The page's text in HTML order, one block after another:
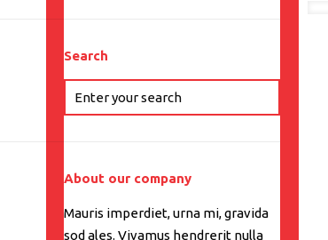
Search
About our company
Mauris imperdiet, urna mi, gravida
sod ales. Vivamus hendrerit nulla